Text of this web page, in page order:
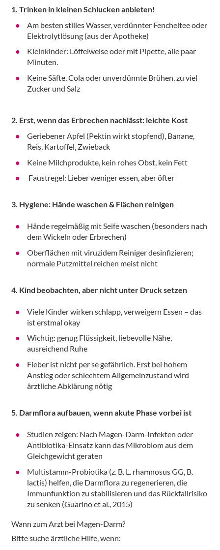
1. Trinken in kleinen Schlucken anbieten!
Am besten stilles Wasser, verdünnter Fencheltee oder
Elektrolytlösung (aus der Apotheke)
Kleinkinder: Löffelweise oder mit Pipette, alle paar
Minuten.
Keine Säfte, Cola oder unverdünnte Brühen, zu viel
Zucker und Salz
2. Erst, wenn das Erbrechen nachlässt: leichte Kost
Geriebener Apfel (Pektin wirkt stopfend), Banane,
Reis, Kartoffel, Zwieback
Keine Milchprodukte, kein rohes Obst, kein Fett
Faustregel: Lieber weniger essen, aber öfter
3. Hygiene: Hände waschen & Flächen reinigen
Hände regelmäßig mit Seife waschen (besonders nach
dem Wickeln oder Erbrechen)
Oberflächen mit viruzidem Reiniger desinfizieren;
normale Putzmittel reichen meist nicht
4. Kind beobachten, aber nicht unter Druck setzen
Viele Kinder wirken schlapp, verweigern Essen – das
ist erstmal okay
Wichtig: genug Flüssigkeit, liebevolle Nähe,
ausreichend Ruhe
Fieber ist nicht per se gefährlich. Erst bei hohem
Anstieg oder schlechtem Allgemeinzustand wird
ärztliche Abklärung nötig
5. Darmflora aufbauen, wenn akute Phase vorbei ist
Studien zeigen: Nach Magen-Darm-Infekten oder
Antibiotika-Einsatz kann das Mikrobiom aus dem
Gleichgewicht geraten
Multistamm-Probiotika (z. B. L. rhamnosus GG, B.
lactis) helfen, die Darmflora zu regenerieren, die
Immunfunktion zu stabilisieren und das Rückfallrisiko
zu senken (Guarino et al., 2015)
Wann zum Arzt bei Magen-Darm?
Bitte suche ärztliche Hilfe, wenn: